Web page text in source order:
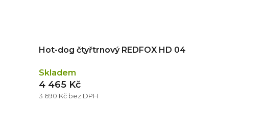
Hot-dog čtyřtrnový REDFOX HD 04
Skladem
3 690 Kč bez DPH
4 465 Kč